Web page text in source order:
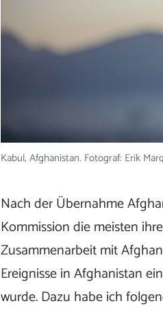
Kabul, Afghanistan. Fotograf: Erik
Nach der Übernahme
Kommission die meisten
Zusammenarbeit mit
Ereignisse in Afghanistan
wurde. Dazu habe ich